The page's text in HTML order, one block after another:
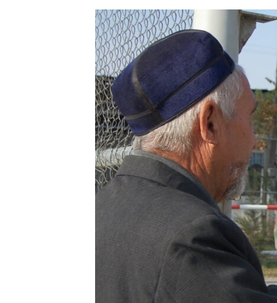
ЫҢГАЙСЫЗ СУРООЛОР